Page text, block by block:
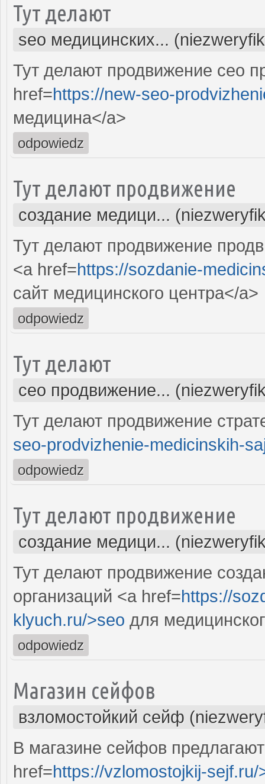
Тут делают
seo медицинских...
Тут делают продвижение сео
href=https://new-seo-
медицина</a>
odpowiedz
Тут делают продвижение
создание медици...
Тут делают продвижение
<a href=https://sozdanie-
сайт медицинского центра</a>
odpowiedz
Тут делают
сео продвижение...
Тут делают продвижение
seo-prodvizhenie-medicinskih-
odpowiedz
Тут делают продвижение
создание медици...
Тут делают продвижение
организаций <a href=https://
klyuch.ru/>seo для
odpowiedz
Магазин сейфов
взломостойкий сейф
В магазине сейфов
href=https://vzlomostojkij-sejf.ru/